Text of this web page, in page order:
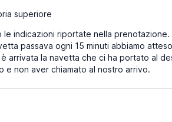
superiore
indicazioni riportate nella prenotazione.
passava ogni 15 minuti abbiamo
arrivata la navetta che ci ha portato al
non aver chiamato al nostro arrivo.